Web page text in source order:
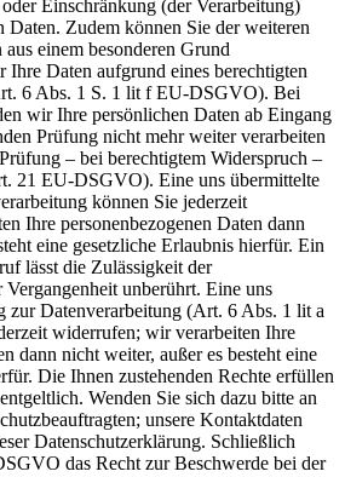
Einschränkung (der Verarbeitung)
Daten. Zudem können Sie der weiteren
einem besonderen Grund
Daten aufgrund eines berechtigten
6 Abs. 1 S. 1 lit f EU-DSGVO). Bei
wir Ihre persönlichen Daten ab Eingang
Prüfung nicht mehr weiter verarbeiten
– bei berechtigtem Widerspruch –
21 EU-DSGVO). Eine uns übermittelte
können Sie jederzeit
Ihre personenbezogenen Daten dann
eine gesetzliche Erlaubnis hierfür. Ein
lässt die Zulässigkeit der
unberührt. Eine uns
zur Datenverarbeitung (Art. 6 Abs. 1 lit a
widerrufen; wir verarbeiten Ihre
dann nicht weiter, außer es besteht eine
Die Ihnen zustehenden Rechte erfüllen
Wenden Sie sich dazu bitte an
unsere Kontaktdaten
Datenschutzerklärung. Schließlich
das Recht zur Beschwerde bei der